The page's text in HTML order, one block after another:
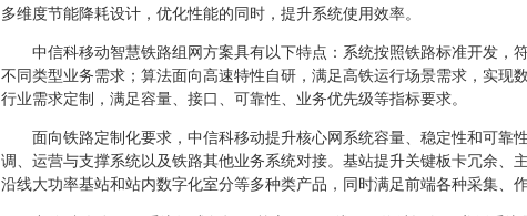
多维度节能降耗设计，优化性能的同时，提升系统使用效率。
中信科移动智慧铁路组网方案具有以下特点：系统按照铁路标准开发，
不同类型业务需求；算法面向高速特性自研，满足高铁运行场景需求，实现
行业需求定制，满足容量、接口、可靠性、业务优先级等指标要求。
面向铁路定制化要求，中信科移动提升核心网系统容量、稳定性和可靠
调、运营与支撑系统以及铁路其他业务系统对接。基站提升关键板卡冗余、
沿线大功率基站和站内数字化室分等多种类产品，同时满足前端各种采集、